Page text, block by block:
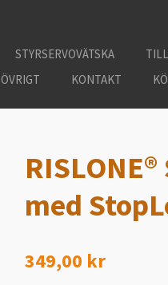
STYRSERVOVÄTSKA
ÖVRIGT KONTAKT
med
349,00 kr